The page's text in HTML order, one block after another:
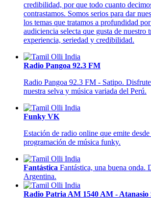
credibilidad, por que todo cuanto
contrastamos. Somos serios para dar
los temas que tratamos a profundidad
audiciencia selecta que gusta de nuestro
experiencia, seriedad y credibilidad.
Radio Pangoa 92.3 FM
Radio Pangoa 92.3 FM - Satipo.
nuestra selva y música variada del Perú.
Funky VK
Estación de radio online que emite
programación de música funky.
Fantástica Fantástica, una buena onda.
Argentina.
Radio Patria AM 1540 AM - Atanasio